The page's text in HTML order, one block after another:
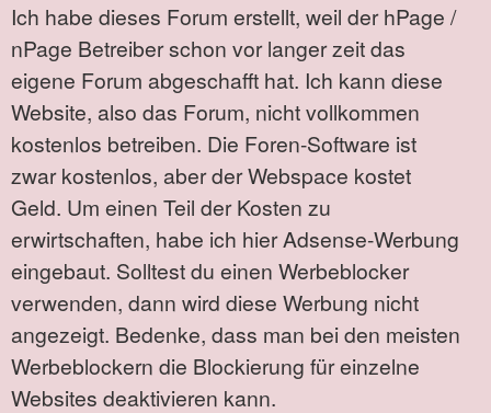
Ich habe dieses Forum erstellt, weil der hPage /
nPage Betreiber schon vor langer zeit das
eigene Forum abgeschafft hat. Ich kann diese
Website, also das Forum, nicht vollkommen
kostenlos betreiben. Die Foren-Software ist
zwar kostenlos, aber der Webspace kostet
Geld. Um einen Teil der Kosten zu
erwirtschaften, habe ich hier Adsense-Werbung
eingebaut. Solltest du einen Werbeblocker
verwenden, dann wird diese Werbung nicht
angezeigt. Bedenke, dass man bei den meisten
Werbeblockern die Blockierung für einzelne
Websites deaktivieren kann.